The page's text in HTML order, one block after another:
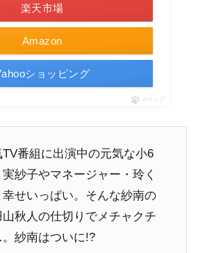
Amazon
楽天市場
ショッピング
ポチップ
番組に出演中の元気な小6
紗子やマネージャー・玲く
せいっぱい。そんな紗南の
秋人の仕切りでメチャクチ
紗南はついに!?